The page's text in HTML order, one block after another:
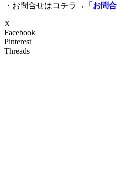
・お問合せはコチラ→
「お問
X
Facebook
Pinterest
Threads